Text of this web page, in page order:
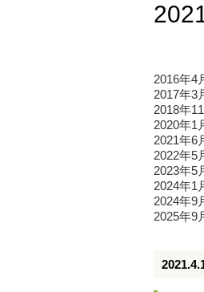
2016年4
2017年3
2018年11
2020年1
2021年6
2022年5
2023年5
2024年1
2024年9
2025年9